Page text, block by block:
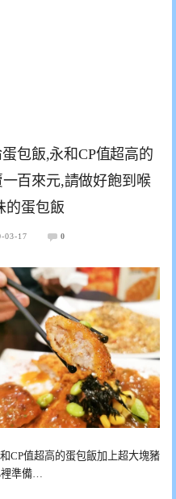
包飯,永和CP值超高的
百來元,請做好飽到喉
的蛋包飯
03-17 0
CP值超高的蛋包飯加上超大塊豬
裡準備…